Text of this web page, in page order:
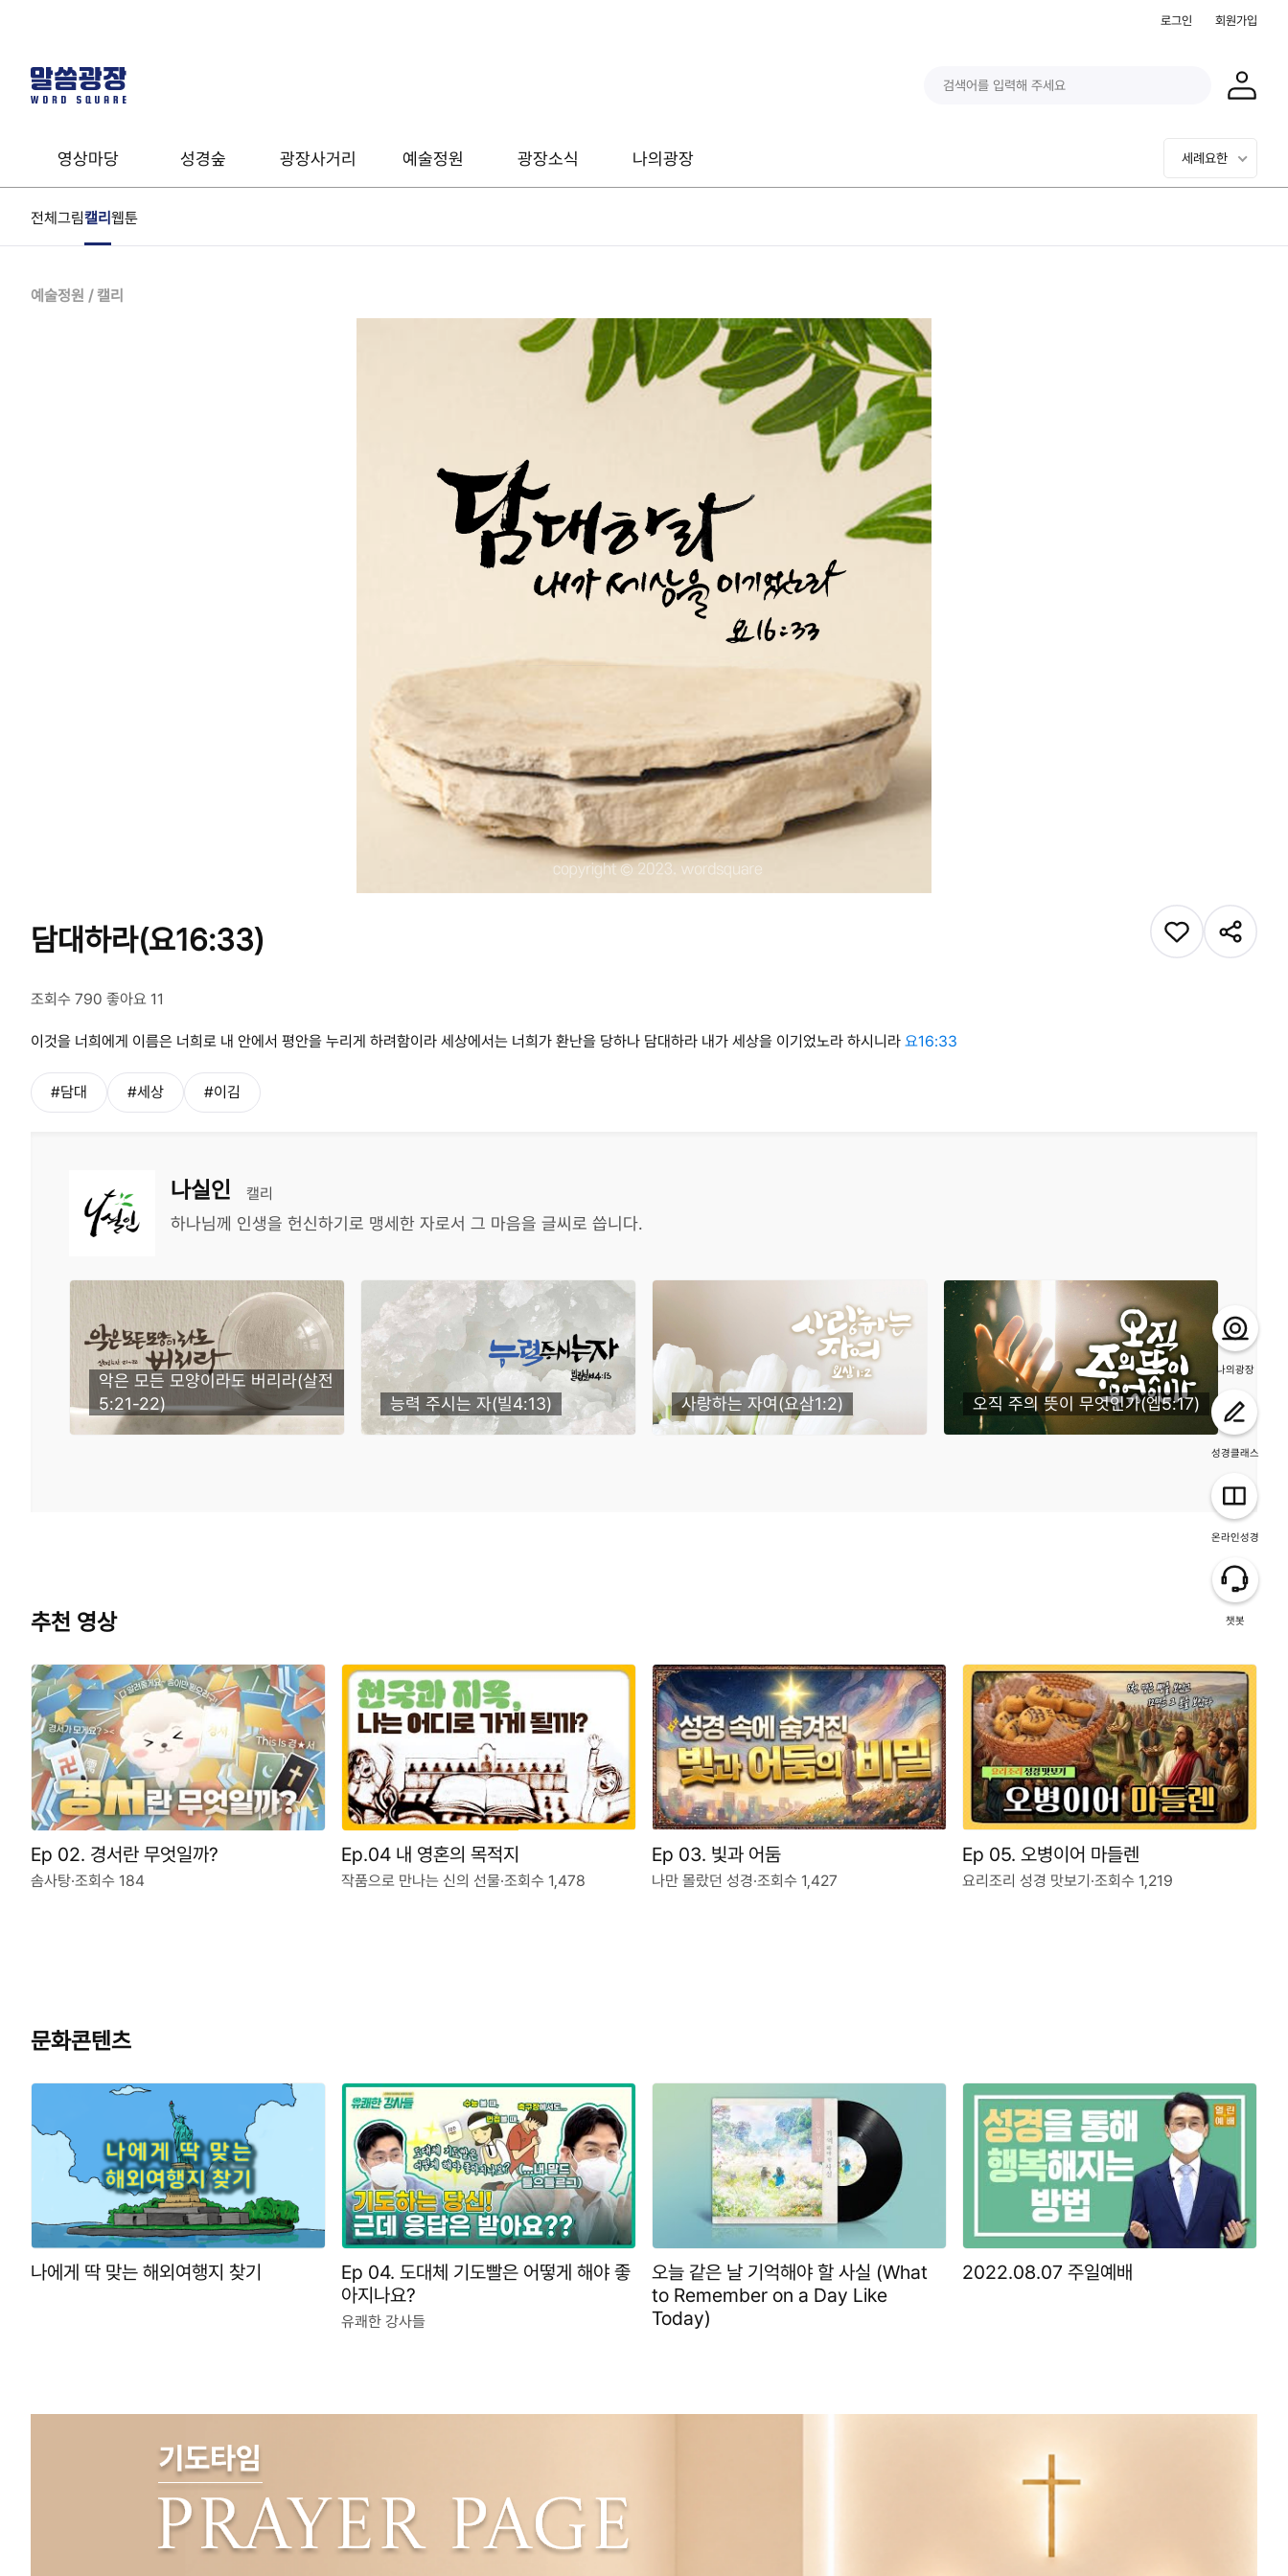
로그인 회원가입
영상마당 성경숲 광장사거리 예술정원 광장소식 나의광장 세례요한
말씀영상
전체그림캘리웹툰
예술정원 / 캘리
담대하라(요16:33)
조회수 790 좋아요 11
이것을 너희에게 이름은 너희로 내 안에서 평안을 누리게 하려함이라 세상에서는 너희가 환난을 당하나 담대하라 내가 세상을 이기었노라 하시니라 요16:33
#담대 #세상 #이김
나실인 캘리
하나님께 인생을 헌신하기로 맹세한 자로서 그 마음을 글씨로 씁니다.
악은 모든 모양이라도 버리라(살전
5:21-22)
능력 주시는 자(빌4:13) 사랑하는 자여(요삼1:2) 오직 주의 뜻이 무엇인가(엡5:17)
추천 영상
Ep 02. 경서란 무엇일까?
솜사탕·조회수 184
Ep.04 내 영혼의 목적지
작품으로 만나는 신의 선물·조회수 1,478
Ep 03. 빛과 어둠
나만 몰랐던 성경·조회수 1,427
Ep 05. 오병이어 마들렌
요리조리 성경 맛보기·조회수 1,219
문화콘텐츠
나에게 딱 맞는 해외여행지 찾기
Ep 04. 도대체 기도빨은 어떻게 해야 좋
아지나요?
유쾌한 강사들
오늘 같은 날 기억해야 할 사실 (What
to Remember on a Day Like
Today)
2022.08.07 주일예배
나의광장
성경클래스
온라인성경
챗봇